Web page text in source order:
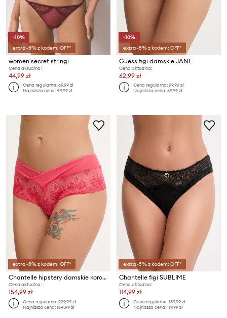
-10%
extra -5% z kodem: OFF*
women'secret stringi
Cena aktualna:
44,99 zł
Cena regularna:69,99 zł
Najniższa cena:49,99 zł
-10%
extra -5% z kodem: OFF*
Guess figi damskie JANE
Cena aktualna:
62,99 zł
Cena regularna:99,99 zł
Najniższa cena:69,99 zł
extra -5% z kodem: OFF*
Chantelle hipstery damskie koronkowe
Cena aktualna:
154,99 zł
Cena regularna:229,99 zł
Najniższa cena:164,99 zł
extra -5% z kodem: OFF*
Chantelle figi SUBLIME
Cena aktualna:
114,99 zł
Cena regularna:189,99 zł
Najniższa cena:119,99 zł